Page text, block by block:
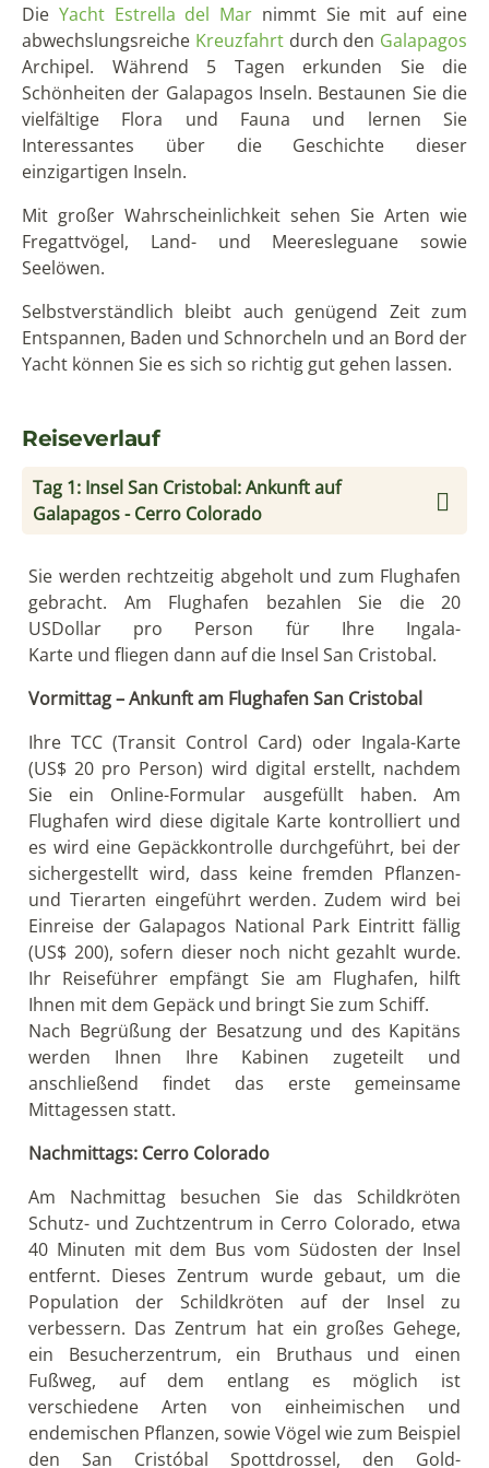
Die Yacht Estrella del Mar nimmt Sie mit auf eine
abwechslungsreiche Kreuzfahrt durch den Galapagos
Archipel. Während 5 Tagen erkunden Sie die
Schönheiten der Galapagos Inseln. Bestaunen Sie die
vielfältige Flora und Fauna und lernen Sie
Interessantes über die Geschichte dieser
einzigartigen Inseln.
Mit großer Wahrscheinlichkeit sehen Sie Arten wie
Fregattvögel, Land- und Meeresleguane sowie
Seelöwen.
Selbstverständlich bleibt auch genügend Zeit zum
Entspannen, Baden und Schnorcheln und an Bord der
Yacht können Sie es sich so richtig gut gehen lassen.
Reiseverlauf
Tag 1: Insel San Cristobal: Ankunft auf
Galapagos - Cerro Colorado
Sie werden rechtzeitig abgeholt und zum Flughafen
gebracht. Am Flughafen bezahlen Sie die 20
USDollar pro Person für Ihre Ingala-
Karte und fliegen dann auf die Insel San Cristobal.
Vormittag – Ankunft am Flughafen San Cristobal
Ihre TCC (Transit Control Card) oder Ingala-Karte
(US$ 20 pro Person) wird digital erstellt, nachdem
Sie ein Online-Formular ausgefüllt haben. Am
Flughafen wird diese digitale Karte kontrolliert und
es wird eine Gepäckkontrolle durchgeführt, bei der
sichergestellt wird, dass keine fremden Pflanzen-
und Tierarten eingeführt werden. Zudem wird bei
Einreise der Galapagos National Park Eintritt fällig
(US$ 200), sofern dieser noch nicht gezahlt wurde.
Ihr Reiseführer empfängt Sie am Flughafen, hilft
Ihnen mit dem Gepäck und bringt Sie zum Schiff.
Nach Begrüßung der Besatzung und des Kapitäns
werden Ihnen Ihre Kabinen zugeteilt und
anschließend ﬁndet das erste gemeinsame
Mittagessen statt.
Nachmittags: Cerro Colorado
Am Nachmittag besuchen Sie das Schildkröten
Schutz- und Zuchtzentrum in Cerro Colorado, etwa
40 Minuten mit dem Bus vom Südosten der Insel
entfernt. Dieses Zentrum wurde gebaut, um die
Population der Schildkröten auf der Insel zu
verbessern. Das Zentrum hat ein großes Gehege,
ein Besucherzentrum, ein Bruthaus und einen
Fußweg, auf dem entlang es möglich ist
verschiedene Arten von einheimischen und
endemischen Pflanzen, sowie Vögel wie zum Beispiel
den San Cristóbal Spottdrossel, den Gold-